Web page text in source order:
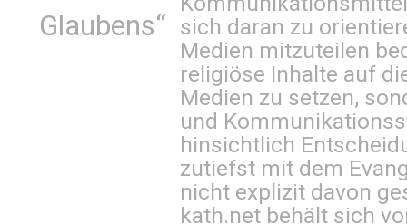
Glaubens“ sich daran zu
Medien mitzuteilen
religiöse Inhalte auf
Medien zu setzen,
und
hinsichtlich
zutiefst mit dem
nicht explizit davon
kath.net behält sich